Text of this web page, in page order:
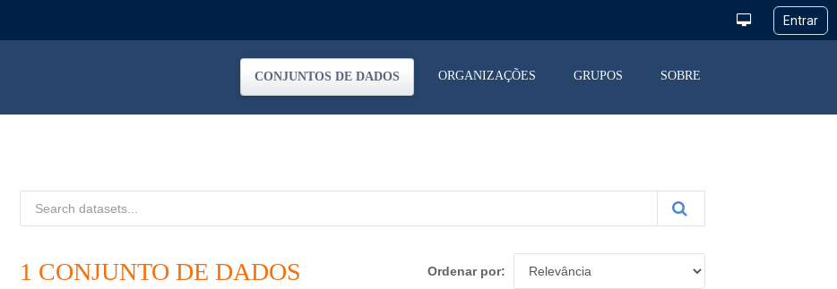
CONJUNTOS DE DADOS ORGANIZAÇÕES GRUPOS SOBRE
Ordenar por
1 CONJUNTO DE DADOS